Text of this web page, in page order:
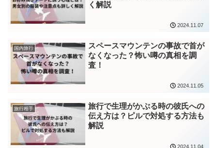
く解説
2024.11.07
国内旅行
スペースマウンテンの事故で首が
なくなった？怖い噂の真相を調
査！
2024.11.05
旅行相手
旅行で生理がかぶる時の彼氏への
伝え方は？ピルで対処する方法も
解説
2024.11.04